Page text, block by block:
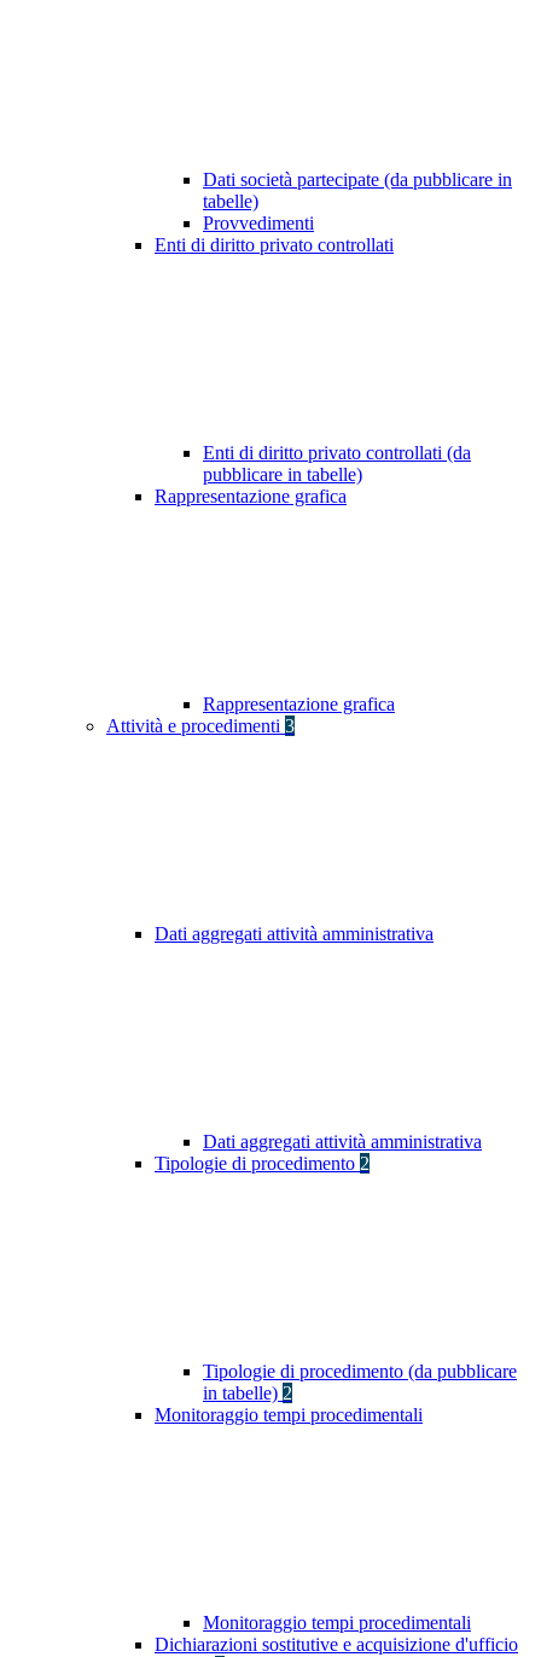
Dati società partecipate (da pubblicare in
tabelle)
Provvedimenti
Enti di diritto privato controllati
Enti di diritto privato controllati (da
pubblicare in tabelle)
Rappresentazione grafica
Rappresentazione grafica
Attività e procedimenti 3
Dati aggregati attività amministrativa
Dati aggregati attività amministrativa
Tipologie di procedimento 2
Tipologie di procedimento (da pubblicare
in tabelle) 2
Monitoraggio tempi procedimentali
Monitoraggio tempi procedimentali
Dichiarazioni sostitutive e acquisizione d'ufficio